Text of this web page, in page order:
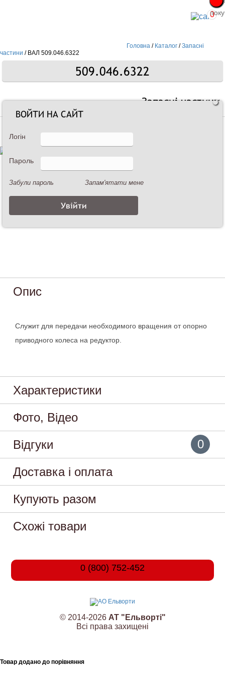
0
Головна / Каталог /Запасні
частини / ВАЛ 509.046.6322
509.046.6322
Запасні частини
Опис
Служит для передачи необходимого вращения от опорно
приводного колеса на редуктор.
Характеристики
Фото, Відео
Відгуки
0
Доставка і оплата
Купують разом
Схожі товари
0 (800) 752-452
© 2014-2026 АТ "Ельворті"
Всі права захищені
Товар додано до порівняння
ВОЙТИ НА САЙТ
Логін
Пароль
Забули пароль Запам'ятати мене